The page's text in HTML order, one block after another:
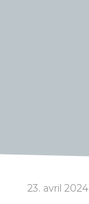
23. avril 2024